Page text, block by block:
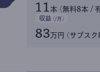
11 本 (無料8本 /
収益 (/月)
83万円 (サブス